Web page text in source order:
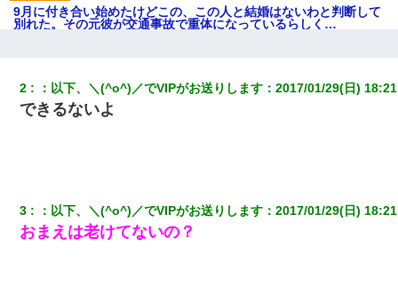
9月に付き合い始めたけどこの、この人と結婚はないわと判断して
別れた。その元彼が交通事故で重体になっているらしく…
旦那の元カノをSNSで探して写真を保存して顔面評価スレで写真
「本当に家まで来たの？証拠は？」旦那「俺の言葉が信じられな
いのか！」→ 離婚後
2 ： 以下、＼(^o^)／でVIPがお送りします ：2017/01/29(日)
できるないよ
3 ： 以下、＼(^o^)／でVIPがお送りします ：2017/01/29(日)
おまえは老けてないの？